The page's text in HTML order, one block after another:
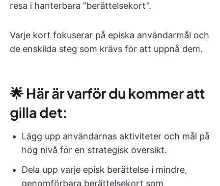
resa i hanterbara ”berättelsekort”.
Varje kort fokuserar på episka användarmål och
de enskilda steg som krävs för att uppnå dem.
🌟 Här är varför du kommer att
gilla det:
Lägg upp användarnas aktiviteter och mål på
hög nivå för en strategisk översikt.
Dela upp varje episk berättelse i mindre,
genomförbara berättelsekort som